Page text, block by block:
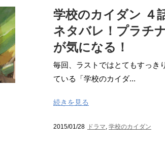
学校のカイダン ４
ネタバレ！プラチ
が気になる！
毎回、ラストではとてもすっき
ている「学校のカイダ...
続きを見る
2015/01/28 ドラマ, 学校のカイダン